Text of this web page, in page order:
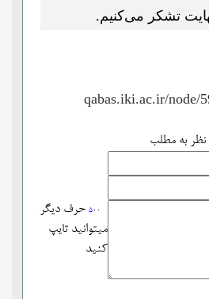
تشکر می‌کنیم.
qabas.iki.ac.ir/node/
نظر به مطلب
500 حرف دیگر
میتوانید تایپ
کنید